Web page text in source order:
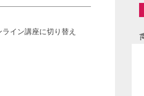
イン講座に切り替え